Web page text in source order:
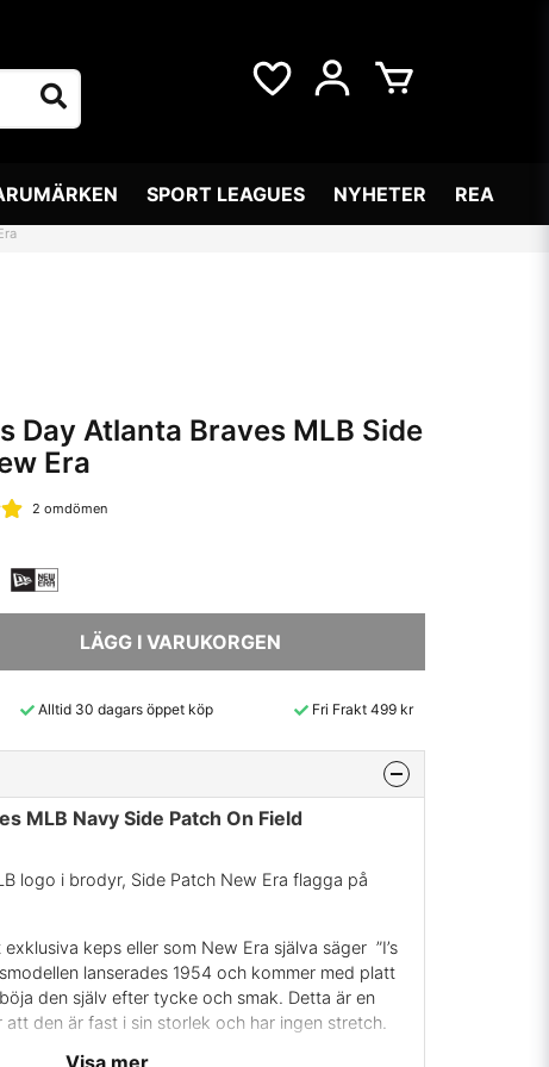
SPORT LEAGUES NYHETER REA
Day Atlanta Braves MLB Side
Era
2 omdömen
LÄGG I VARUKORGEN
Alltid 30 dagars öppet köp Fri Frakt 499 kr
MLB Navy Side Patch On Field
logo i brodyr, Side Patch New Era flagga på
keps eller som New Era själva säger ”I’s
lanserades 1954 och kommer med platt
den själv efter tycke och smak. Detta är en
den är fast i sin storlek och har ingen stretch.
Visa mer